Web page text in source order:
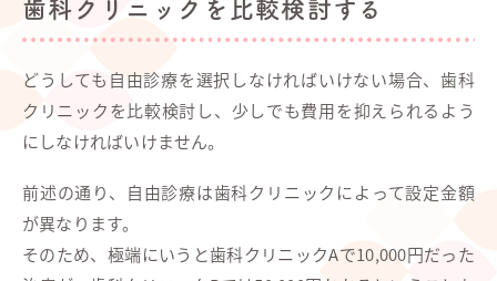
歯科クリニックを比較検討する
どうしても自由診療を選択しなければいけない場合、歯科
クリニックを比較検討し、少しでも費用を抑えられるよう
にしなければいけません。
前述の通り、自由診療は歯科クリニックによって設定金額
が異なります。
そのため、極端にいうと歯科クリニックAで10,000円だった